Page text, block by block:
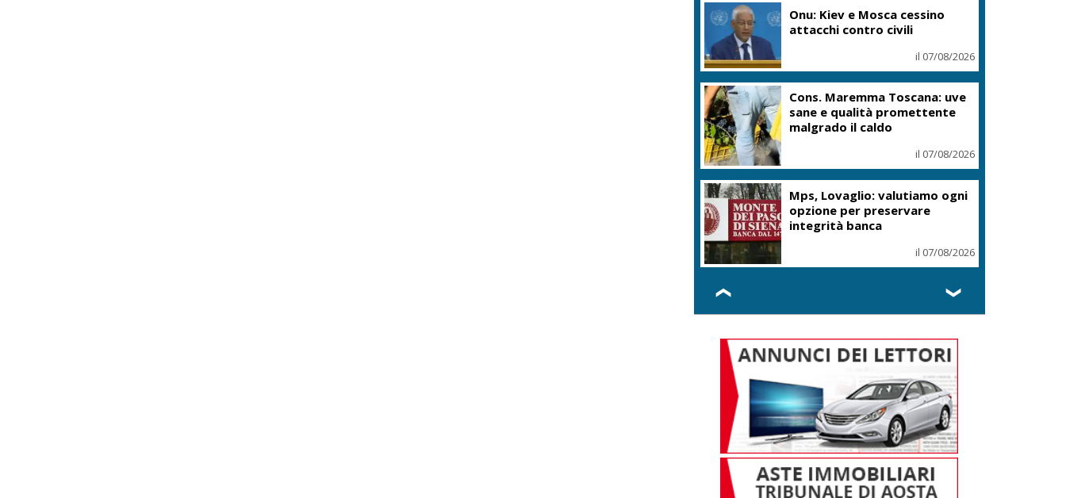
Onu: Kiev e Mosca cessino
attacchi contro civili
il 07/08/2026
Cons. Maremma Toscana: uve
sane e qualità promettente
malgrado il caldo
il 07/08/2026
Mps, Lovaglio: valutiamo ogni
opzione per preservare
integrità banca
il 07/08/2026
❮ ❯